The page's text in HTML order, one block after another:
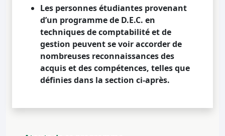
Les personnes étudiantes provenant
d’un programme de D.E.C. en
techniques de comptabilité et de
gestion peuvent se voir accorder de
nombreuses reconnaissances des
acquis et des compétences, telles que
définies dans la section ci-après.